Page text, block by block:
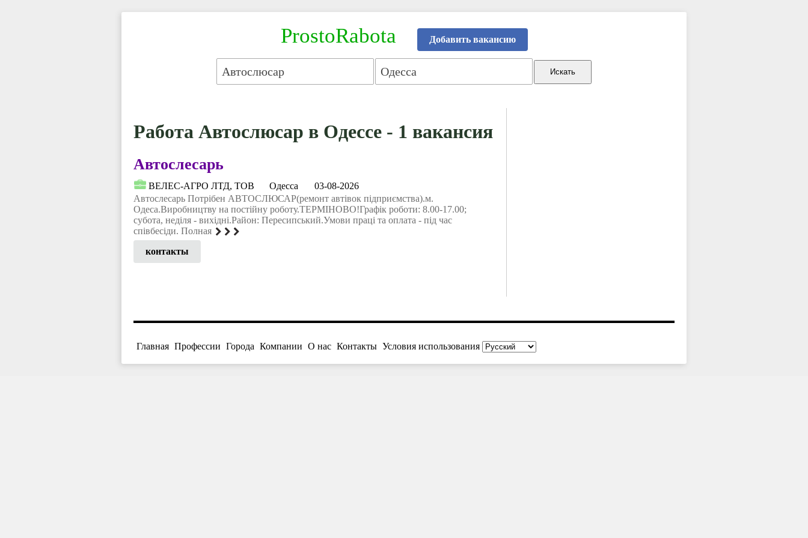
ProstoRabota Добавить вакансию
Работа Автослюсар в Одессе - 1 вакансия
Автослесарь
ВЕЛЕС-АГРО ЛТД, ТОВ Одесса
03-08-2026
Автослесарь Потрібен АВТОСЛЮСАР(ремонт автівок підприємства).м.
Одеса.Виробництву на постійну роботу.ТЕРМІНОВО!Графік роботи: 8.00-17.00;
субота, неділя - вихідні.Район: Пересипський.Умови працi та оплата - під час
співбесіди. Полная
контакты
Главная Профессии Города Компании О нас Контакты Условия использования